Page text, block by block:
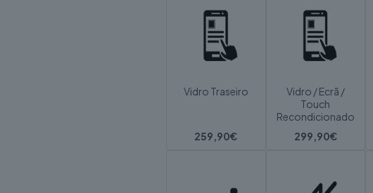
Vidro Traseiro
259,90€
Vidro / Ecrã /
Touch
Recondicionado
299,90€